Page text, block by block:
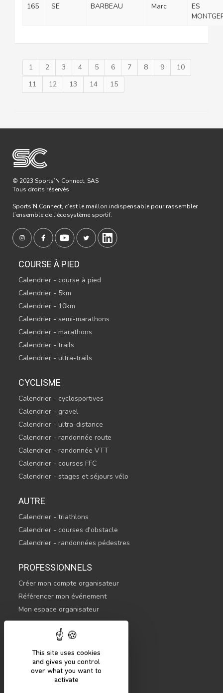
This site uses cookies
and gives you control
over what you want to
activate
165
SE BARBEAU Marc
ES
1 2 3 4 5 6 7 8 9
10
11
12 13 14 15
© 2023 Sports’N Connect, SAS
Tous droits réservés
Sports’N Connect, c’est le maillon indispensable pour rassembler
l’ensemble de l’écosystème sportif.
COURSE À PIED
Calendrier - course à pied
Calendrier - 5km
Calendrier - 10km
Calendrier - semi-marathons
Calendrier - marathons
Calendrier - trails
Calendrier - ultra-trails
CYCLISME
Calendrier - cyclosportives
Calendrier - gravel
Calendrier - ultra-distance
Calendrier - randonnée route
Calendrier - randonnée VTT
Calendrier - courses FFC
Calendrier - stages et séjours vélo
AUTRE
Calendrier - triathlons
Calendrier - courses d'obstacle
Calendrier - randonnées pédestres
PROFESSIONNELS
Créer mon compte organisateur
Référencer mon événement
Mon espace organisateur
CONTACTEZ-NOUS
COMMENCER